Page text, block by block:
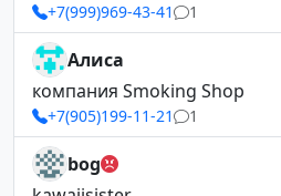
+7(999)969-43-41 1
Алиса
компания Smoking Shop
+7(905)199-11-21 1
bog